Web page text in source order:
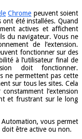
Chrome peuvent soient
ont été installées. Quand
actives et affichent
du navigateur. Vous ne
de l’extension.
fonctionner sur des
à l’utilisateur final de
doit fonctionner.
ne permettent pas cette
sur tous les sites. Cela
l’extension
et frustrant sur le long
Automation, vous permet
doit être active ou non.